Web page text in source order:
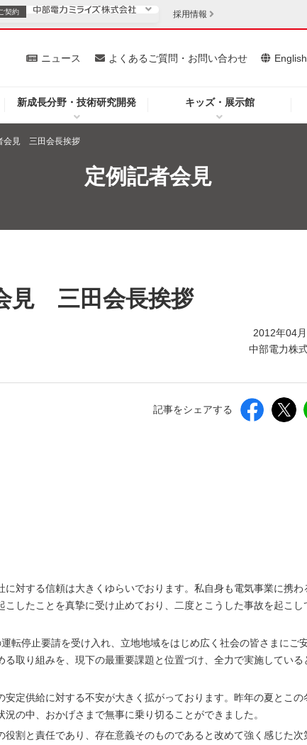
新成長分野・技術研究開発 キッズ・展示館
ニュース よくあるご質問・お問い合わせ English
安定供給
企業情報
契約
さま 法人のお客さま
採用情報
会見 三田会長挨拶
定例記者会見
見 三田会長挨拶
2012年04
中部電力株
記事をシェアする
対する信頼は大きくゆらいでおります。私自身も電気事業に携わ
したことを真摯に受け止めており、二度とこうした事故を起こし
転停止要請を受け入れ、立地地域をはじめ広く社会の皆さまにご
取り組みを、現下の最重要課題と位置づけ、全力で実施している
定供給に対する不安が大きく拡がっております。昨年の夏とこの
の中、おかげさまで無事に乗り切ることができました。
割と責任であり、存在意義そのものであると改めて強く感じた次